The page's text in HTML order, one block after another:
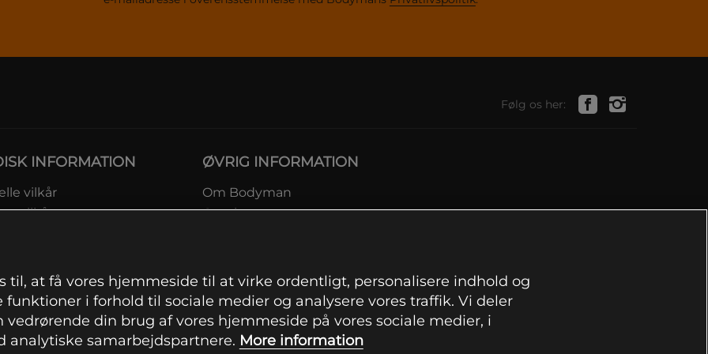
Følg os her:
INFORMATION
vilkår
om fortrydelsesret og
ØVRIG INFORMATION
Om Bodyman
Gavekort
til, at få vores hjemmeside til at virke ordentligt, personalisere indhold og
funktioner i forhold til sociale medier og analysere vores traffik. Vi deler
vedrørende din brug af vores hjemmeside på vores sociale medier, i
analytiske samarbejdspartnere. More information